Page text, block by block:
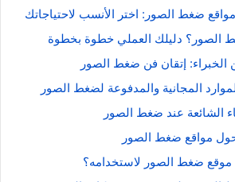
ضغط الصور: اختر الأنسب لاحتياجاتك
الصور؟ دليلك العملي خطوة بخطوة
الخبراء: إتقان فن ضغط الصور
المجانية والمدفوعة لضغط الصور
الشائعة عند ضغط الصور
حول مواقع ضغط الصور
ضغط الصور لاستخدامه؟